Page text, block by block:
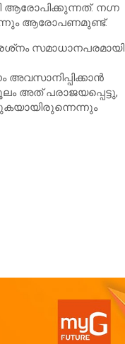
ആരോപിക്കുന്നത്. നഗ്ന
ആരോപണമുണ്ട്.
സമാധാനപരമായി
അത് പരാജയപ്പെട്ടു,